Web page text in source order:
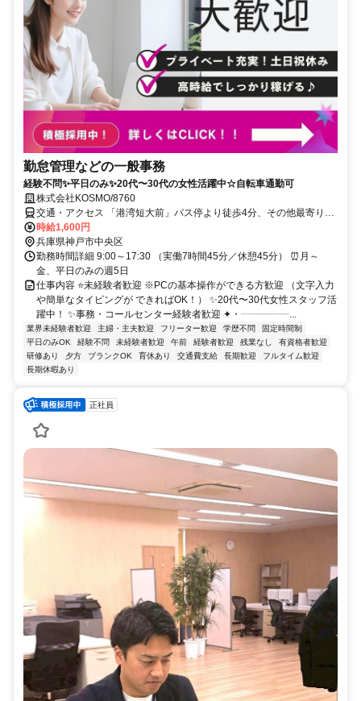
勤怠管理などの一般事務
経験不問✨平日のみ✨20代〜30代の女性活躍中☆自転車通勤可
株式会社KOSMO/8760
交通・アクセス 「港湾短大前」バス停より徒歩4分、その他最寄り駅
（医療センター駅・計算科学センター駅・南公園駅・市民広場駅な
ど）★自転車通勤OK
時給1,600円
兵庫県神戸市中央区
勤務時間詳細 9:00～17:30 （実働7時間45分／休憩45分） ⏰月～
金、平日のみの週5日
仕事内容 ⭐未経験者歓迎 ※PCの基本操作ができる方歓迎 （文字入力
や簡単なタイピングが できればOK！） ✨20代〜30代女性スタッフ活
躍中！ ✨事務・コールセンター経験者歓迎 ✦・┈┈┈┈┈...
業界未経験者歓迎 主婦・主夫歓迎 フリーター歓迎 学歴不問
固定時間制
平日のみOK
経験不問 未経験者歓迎 午前 経験者歓迎 残業なし
有資格者歓迎
研修あり
夕方 ブランクOK 育休あり 交通費支給 長期歓迎
フルタイム歓迎
長期休暇あり
正社員